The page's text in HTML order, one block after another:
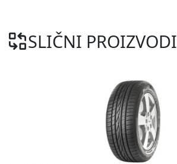
SLIČNI PROIZVODI